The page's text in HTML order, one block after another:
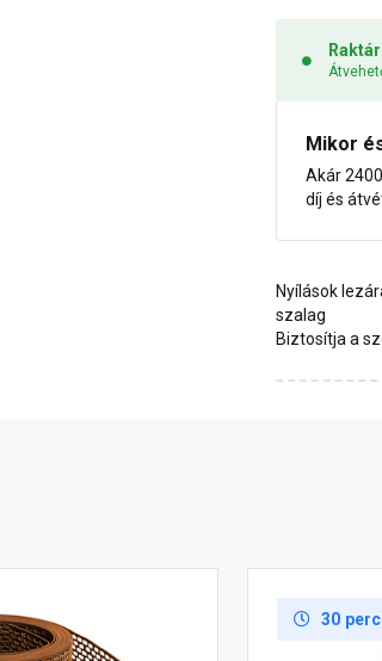
Mikor
Akár
díj és
Nyílások
szalag
Biztosítja a
30